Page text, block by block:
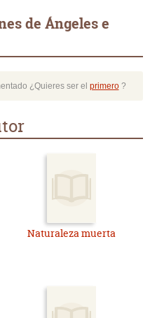
de Ángeles e
¿Quieres ser el primero?
Naturaleza muerta